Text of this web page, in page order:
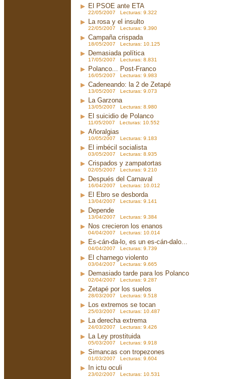
El PSOE ante ETA
22/05/2007 Lecturas: 9.322
La rosa y el insulto
22/05/2007 Lecturas: 9.390
Campaña crispada
18/05/2007 Lecturas: 10.125
Demasiada política
17/05/2007 Lecturas: 8.831
Polanco... Post-Franco
16/05/2007 Lecturas: 9.983
Cadeneando: la 2 de Zetapé
13/05/2007 Lecturas: 9.073
La Garzona
13/05/2007 Lecturas: 8.980
El suicidio de Polanco
11/05/2007 Lecturas: 10.552
Añoralgias
10/05/2007 Lecturas: 9.183
El imbécil socialista
03/05/2007 Lecturas: 8.935
Crispados y zampatortas
02/05/2007 Lecturas: 9.210
Después del Carnaval
16/04/2007 Lecturas: 10.012
El Ebro se desborda
13/04/2007 Lecturas: 9.141
Depende
13/04/2007 Lecturas: 9.384
Nos crecieron los enanos
04/04/2007 Lecturas: 10.014
Es-cán-da-lo, es un es-cán-dalo...
04/04/2007 Lecturas: 9.739
El charnego violento
03/04/2007 Lecturas: 9.665
Demasiado tarde para los Polanco
02/04/2007 Lecturas: 9.287
Zetapé por los suelos
28/03/2007 Lecturas: 9.518
Los extremos se tocan
25/03/2007 Lecturas: 10.487
La derecha extrema
24/03/2007 Lecturas: 9.426
La Ley prostituida
05/03/2007 Lecturas: 9.918
Simancas con tropezones
01/03/2007 Lecturas: 9.604
In ictu oculi
23/02/2007 Lecturas: 10.531